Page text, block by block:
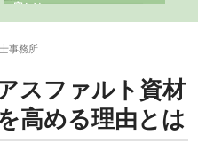
事務所
スファルト資材
高める理由とは